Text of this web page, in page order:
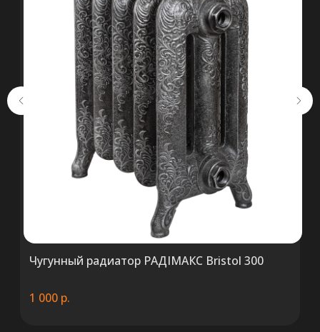
Чугунный радиатор РАДIМАКС Bristol 300
1 000 р.
+375 (29) 652 34 03
ООО «ТермоАльянс», РБ, 220062, г.
Минск пр-т Победителей 131, оф.68 УНП
692071529, р/с BY38 ALFA 3012 2327
5000 2027 0000, в ЗАО «Альфа-Банк»,
код ALFABY2X, 220013 г. Минск, ул.
Сурганова, 43-47